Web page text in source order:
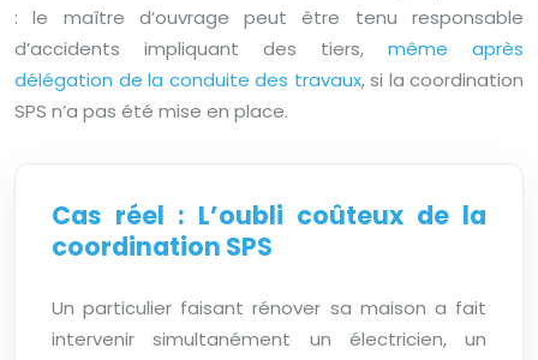
: le maître d’ouvrage peut être tenu responsable
d’accidents impliquant des tiers, même après
délégation de la conduite des travaux, si la coordination
SPS n’a pas été mise en place.
Cas réel : L’oubli coûteux de la
coordination SPS
Un particulier faisant rénover sa maison a fait
intervenir simultanément un électricien, un